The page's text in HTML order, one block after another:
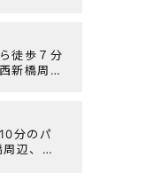
徒歩７分
新橋周
理』と
分のパ
辺、虎